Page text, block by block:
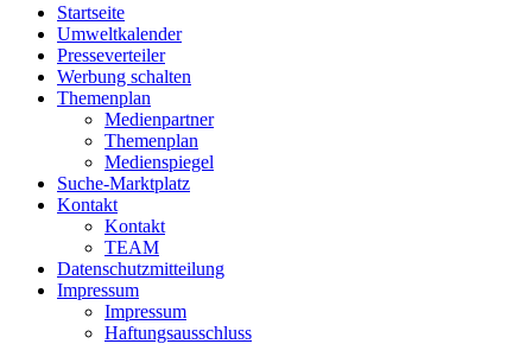
Startseite
Umweltkalender
Presseverteiler
Werbung schalten
Themenplan
Medienpartner
Themenplan
Medienspiegel
Suche-Marktplatz
Kontakt
Kontakt
TEAM
Datenschutzmitteilung
Impressum
Impressum
Haftungsausschluss